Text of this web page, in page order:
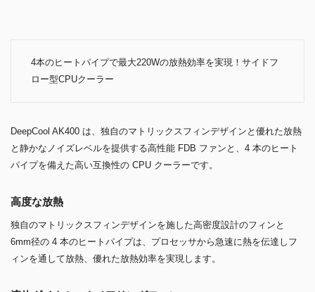
4本のヒートパイプで最大220Wの放熱効率を実現！サイドフ
ロー型CPUクーラー
DeepCool AK400 は、独自のマトリックスフィンデザインと優れた放熱
と静かなノイズレベルを提供する高性能 FDB ファンと、4 本のヒート
パイプを備えた高い互換性の CPU クーラーです。
高度な放熱
独自のマトリックスフィンデザインを施した高密度設計のフィンと
6mm径の 4 本のヒートパイプは、プロセッサから急速に熱を伝達しフ
ィンを通して放熱、優れた放熱効率を実現します。